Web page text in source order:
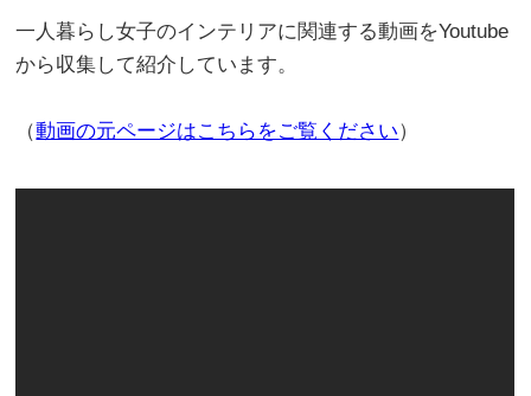
一人暮らし女子のインテリアに関連する動画をYoutube
から収集して紹介しています。
（動画の元ページはこちらをご覧ください）